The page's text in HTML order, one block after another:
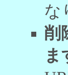
な
削
ま